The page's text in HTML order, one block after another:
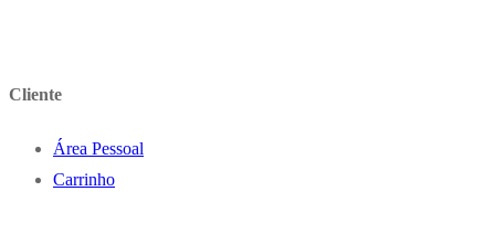
Cliente
Área Pessoal
Carrinho